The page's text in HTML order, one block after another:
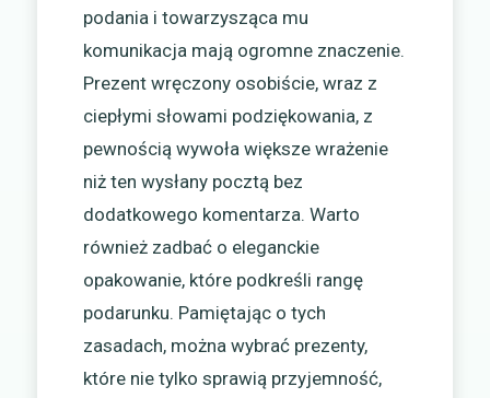
podania i towarzysząca mu
komunikacja mają ogromne znaczenie.
Prezent wręczony osobiście, wraz z
ciepłymi słowami podziękowania, z
pewnością wywoła większe wrażenie
niż ten wysłany pocztą bez
dodatkowego komentarza. Warto
również zadbać o eleganckie
opakowanie, które podkreśli rangę
podarunku. Pamiętając o tych
zasadach, można wybrać prezenty,
które nie tylko sprawią przyjemność,